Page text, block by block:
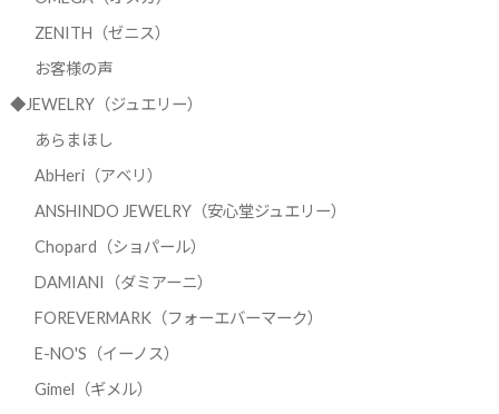
ZENITH（ゼニス）
お客様の声
◆JEWELRY（ジュエリー）
あらまほし
AbHeri（アベリ）
ANSHINDO JEWELRY（安心堂ジュエリー）
Chopard（ショパール）
DAMIANI（ダミアーニ）
FOREVERMARK（フォーエバーマーク）
E-NO'S（イーノス）
Gimel（ギメル）